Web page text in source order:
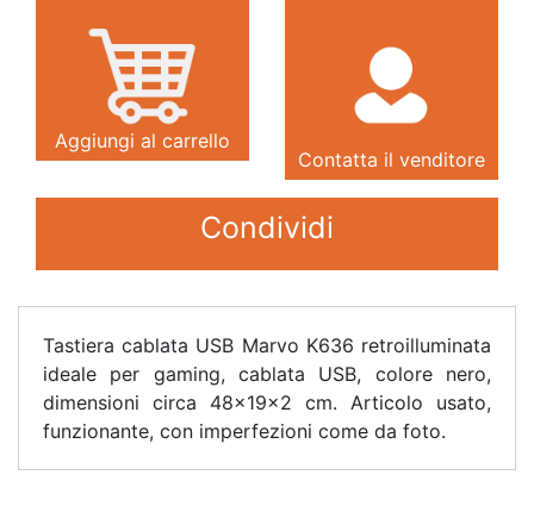
Aggiungi al carrello
Contatta il venditore
Condividi
Tastiera cablata USB Marvo K636 retroilluminata
ideale per gaming, cablata USB, colore nero,
dimensioni circa 48x19x2 cm. Articolo usato,
funzionante, con imperfezioni come da foto.